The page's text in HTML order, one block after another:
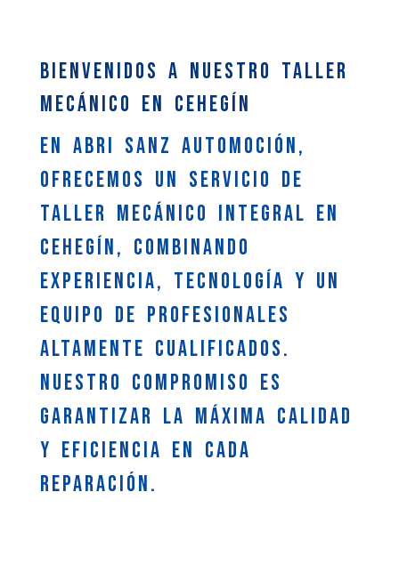
Bienvenidos a Nuestro Taller
Mecánico en Cehegín
En Abri Sanz Automoción,
ofrecemos un servicio de
taller mecánico integral en
Cehegín, combinando
experiencia, tecnología y un
equipo de profesionales
altamente cualificados.
Nuestro compromiso es
garantizar la máxima calidad
y eficiencia en cada
reparación.